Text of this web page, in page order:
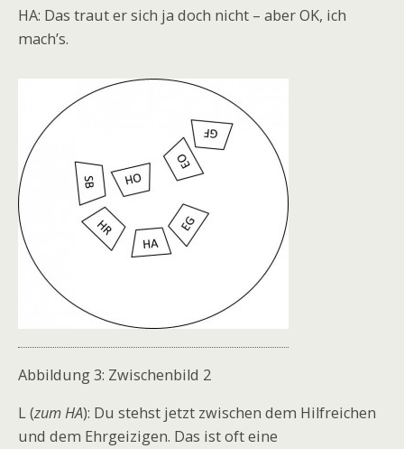
HA: Das traut er sich ja doch nicht – aber OK, ich
mach’s.
Abbildung 3: Zwischenbild 2
L (zum HA): Du stehst jetzt zwischen dem Hilfreichen
und dem Ehrgeizigen. Das ist oft eine